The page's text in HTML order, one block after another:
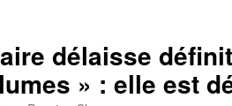
délaisse
» : elle est